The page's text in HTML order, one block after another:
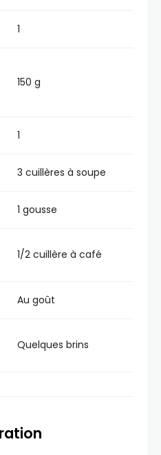
1
150 g
1
3 cuillères à soupe
1 gousse
1/2 cuillère à café
Au goût
Quelques brins